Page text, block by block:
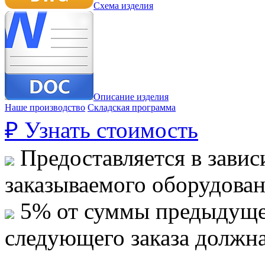
Схема изделия
Описание изделия
Наше производство Складская программа
₽ Узнать стоимость
Предоставляется в
заказываемого
5% от суммы
следующего заказа